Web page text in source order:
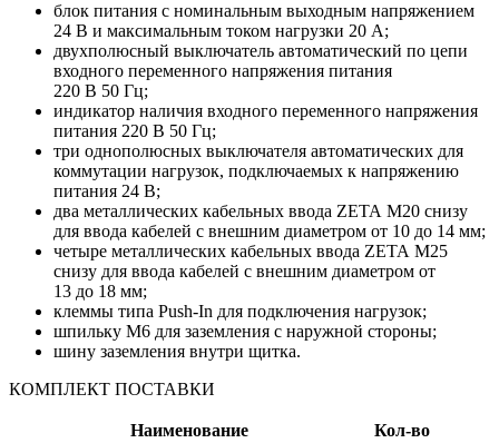
блок питания с номинальным выходным напряжением
24 В и максимальным током нагрузки 20 А;
двухполюсный выключатель автоматический по цепи
входного переменного напряжения питания
220 В 50 Гц;
индикатор наличия входного переменного напряжения
питания 220 В 50 Гц;
три однополюсных выключателя автоматических для
коммутации нагрузок, подключаемых к напряжению
питания 24 В;
два металлических кабельных ввода ZETA М20 снизу
для ввода кабелей с внешним диаметром от 10 до 14 мм;
четыре металлических кабельных ввода ZETA М25
снизу для ввода кабелей с внешним диаметром от
13 до 18 мм;
клеммы типа Push-In для подключения нагрузок;
шпильку М6 для заземления с наружной стороны;
шину заземления внутри щитка.
КОМПЛЕКТ ПОСТАВКИ
Наименование
Кол-во